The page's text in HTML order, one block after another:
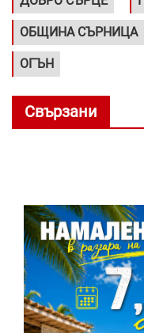
ОБЩИНА СЪРНИЦА
ОГЪН
Свързани